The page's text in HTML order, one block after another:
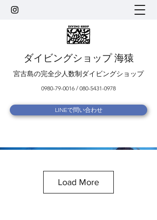
ダイビングショップ 海猿
宮古島の完全少人数制ダイビングショップ
0980-79-0016 /080-5431-0978
LINEで問い合わせ
Load More